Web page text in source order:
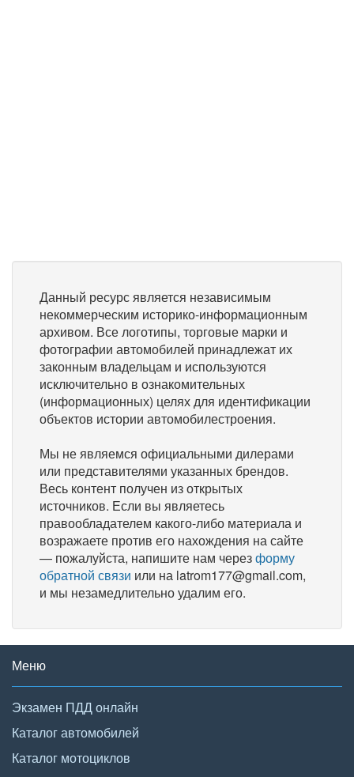
Данный ресурс является независимым
некоммерческим историко-информационным
архивом. Все логотипы, торговые марки и
фотографии автомобилей принадлежат их
законным владельцам и используются
исключительно в ознакомительных
(информационных) целях для идентификации
объектов истории автомобилестроения.
Мы не являемся официальными дилерами
или представителями указанных брендов.
Весь контент получен из открытых
источников. Если вы являетесь
правообладателем какого-либо материала и
возражаете против его нахождения на сайте
— пожалуйста, напишите нам черезформу
обратной связи или на latrom177@gmail.com,
и мы незамедлительно удалим его.
Меню
Экзамен ПДД онлайн
Каталог автомобилей
Каталог мотоциклов